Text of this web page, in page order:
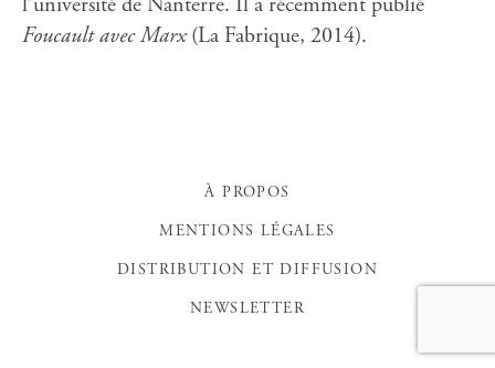
l’université de Nanterre. Il a récemment publié
Foucault avec Marx(La Fabrique, 2014).
À PROPOS
MENTIONS LÉGALES
DISTRIBUTION ET DIFFUSION
NEWSLETTER